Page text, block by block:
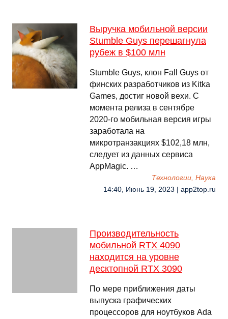
Выручка мобильной версии
Stumble Guys перешагнула
рубеж в $100 млн
Stumble Guys, клон Fall Guys от
финских разработчиков из Kitka
Games, достиг новой вехи. C
момента релиза в сентябре
2020-го мобильная версия игры
заработала на
микротранзакциях $102,18 млн,
следует из данных сервиса
AppMagic. …
Технологии, Наука
14:40, Июнь 19, 2023 | app2top.ru
Производительность
мобильной RTX 4090
находится на уровне
десктопной RTX 3090
По мере приближения даты
выпуска графических
процессоров для ноутбуков Ada